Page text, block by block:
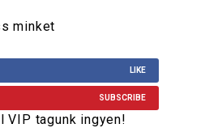
minket
LIKE
SUBSCRIBE
VIP tagunk ingyen!